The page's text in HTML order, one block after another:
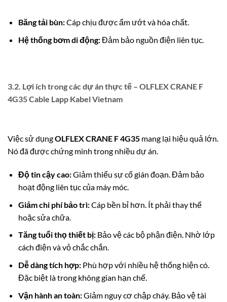
Băng tải bùn:Cáp chịu được ẩm ướt và hóa chất.
Hệ thống bơm di động:Đảm bảo nguồn điện liên tục.
3.2. Lợi ích trong các dự án thực tế – OLFLEX CRANE F
4G35 Cable Lapp Kabel Vietnam
Việc sử dụngOLFLEX CRANE F 4G35 mang lại hiệu quả lớn.
Nó đã được chứng minh trong nhiều dự án.
Độ tin cậy cao:Giảm thiểu sự cố gián đoạn. Đảm bảo
hoạt động liên tục của máy móc.
Giảm chi phí bảo trì:Cáp bền bỉ hơn. Ít phải thay thế
hoặc sửa chữa.
Tăng tuổi thọ thiết bị:Bảo vệ các bộ phận điện. Nhờ lớp
cách điện và vỏ chắc chắn.
Dễ dàng tích hợp:Phù hợp với nhiều hệ thống hiện có.
Đặc biệt là trong không gian hạn chế.
Vận hành an toàn:Giảm nguy cơ chập cháy. Bảo vệ tài